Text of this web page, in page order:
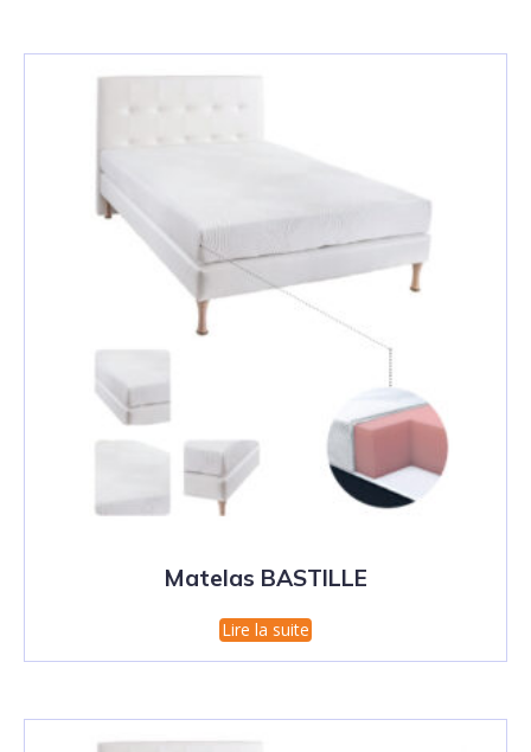
Matelas BASTILLE
Lire la suite